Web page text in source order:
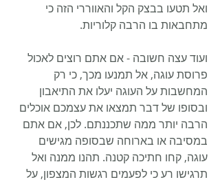
ואל תטעו בבצק הקל והאווררי הזה כי
מתחבאות בו הרבה קלוריות.
ועוד עצה חשובה - אם אתם רוצים לאכול
פרוסת עוגה, אל תמנעו מכך, כי רק
המחשבות על העוגה יעלו את התיאבון
ובסופו של דבר תמצאו את עצמכם אוכלים
הרבה יותר ממה שתכננתם. לכן, אם אתם
במסיבה או בארוחה שבסופה מגישים
עוגה, קחו חתיכה קטנה. תהנו ממנה ואל
תרגישו רע כי לפעמים רגשות המצפון, על